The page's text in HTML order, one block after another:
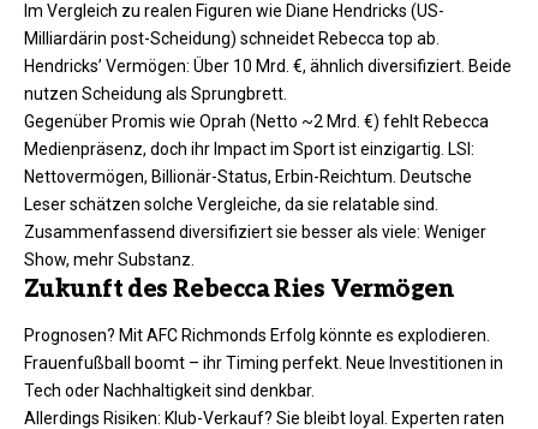
Im Vergleich zu realen Figuren wie Diane Hendricks (US-
Milliardärin post-Scheidung) schneidet Rebecca top ab.
Hendricks’ Vermögen: Über 10 Mrd. €, ähnlich diversifiziert. Beide
nutzen Scheidung als Sprungbrett.​
Gegenüber Promis wie Oprah (Netto ~2 Mrd. €) fehlt Rebecca
Medienpräsenz, doch ihr Impact im Sport ist einzigartig. LSI:
Nettovermögen, Billionär-Status, Erbin-Reichtum. Deutsche
Leser schätzen solche Vergleiche, da sie relatable sind.
Zusammenfassend diversifiziert sie besser als viele: Weniger
Show, mehr Substanz.
Zukunft des Rebecca Ries Vermögen
Prognosen? Mit AFC Richmonds Erfolg könnte es explodieren.
Frauenfußball boomt – ihr Timing perfekt. Neue Investitionen in
Tech oder Nachhaltigkeit sind denkbar.​
Allerdings Risiken: Klub-Verkauf? Sie bleibt loyal. Experten raten